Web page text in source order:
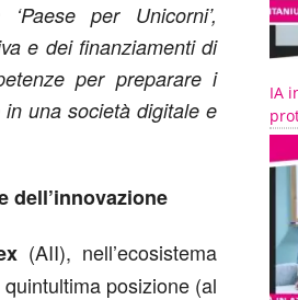
per Unicorni’,
e dei finanziamenti di
per preparare i
una società digitale e
dell’innovazione
(AII), nell’ecosistema
posizione (al
IA